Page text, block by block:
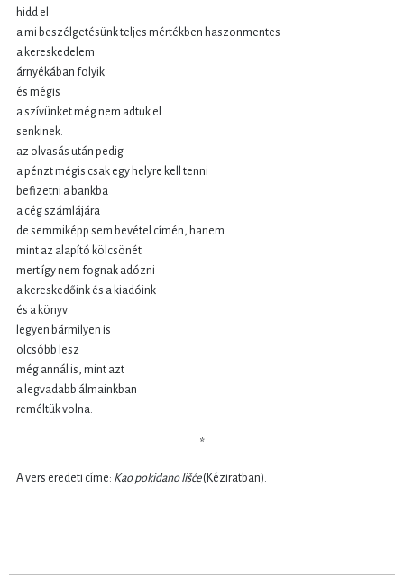
hidd el
a mi beszélgetésünk teljes mértékben haszonmentes
a kereskedelem
árnyékában folyik
és mégis
a szívünket még nem adtuk el
senkinek.
az olvasás után pedig
a pénzt mégis csak egy helyre kell tenni
befizetni a bankba
a cég számlájára
de semmiképp sem bevétel címén, hanem
mint az alapító kölcsönét
mert így nem fognak adózni
a kereskedőink és a kiadóink
és a könyv
legyen bármilyen is
olcsóbb lesz
még annál is, mint azt
a legvadabb álmainkban
reméltük volna.
*
A vers eredeti címe: Kao pokidano lišće(Kéziratban).